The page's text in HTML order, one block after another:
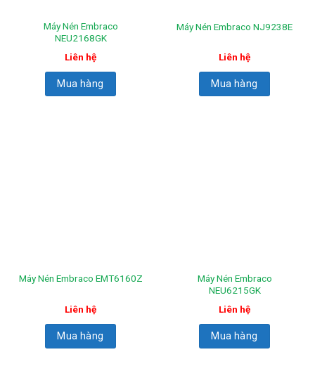
Máy Nén Embraco
NEU2168GK
Liên hệ
Mua hàng
Máy Nén Embraco NJ9238E
Liên hệ
Mua hàng
Máy Nén Embraco EMT6160Z
Liên hệ
Mua hàng
Máy Nén Embraco
NEU6215GK
Liên hệ
Mua hàng